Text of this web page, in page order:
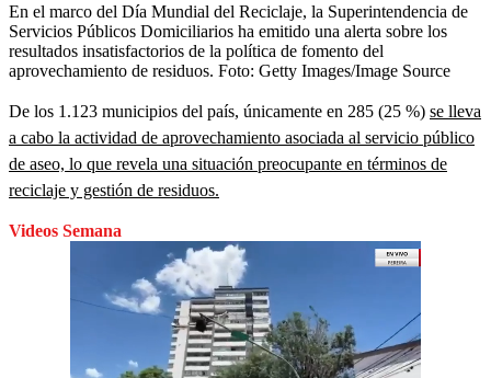
En el marco del Día Mundial del Reciclaje, la Superintendencia de
Servicios Públicos Domiciliarios ha emitido una alerta sobre los
resultados insatisfactorios de la política de fomento del
aprovechamiento de residuos. Foto: Getty Images/Image Source
De los 1.123 municipios del país, únicamente en 285 (25 %) se lleva
a cabo la actividad de aprovechamiento asociada al servicio público
de aseo, lo que revela una situación preocupante en términos de
reciclaje y gestión de residuos.
Videos Semana